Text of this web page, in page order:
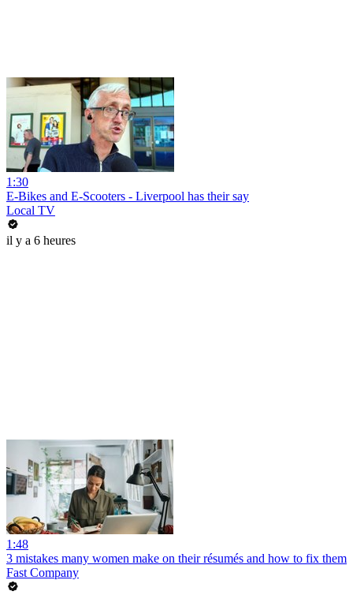
1:30
E-Bikes and E-Scooters - Liverpool has their say
Local TV
il y a 6 heures
1:48
3 mistakes many women make on their résumés and how to fix them
Fast Company